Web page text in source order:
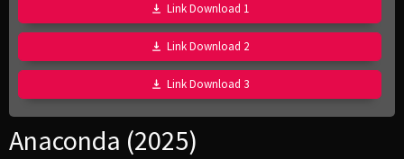
Link Download 1
Link Download 2
Link Download 3
Anaconda (2025)